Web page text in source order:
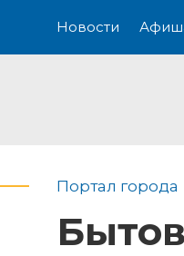
Новости
Портал города